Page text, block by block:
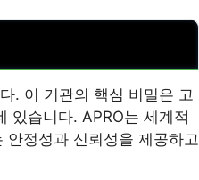
. 이 기관의 핵심 비밀은 고
있습니다. APRO는 세계적
정성과 신뢰성을 제공하고